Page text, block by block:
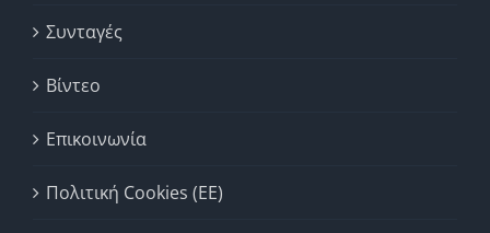
Συνταγές
Βίντεο
Επικοινωνία
Πολιτική Cookies (ΕΕ)